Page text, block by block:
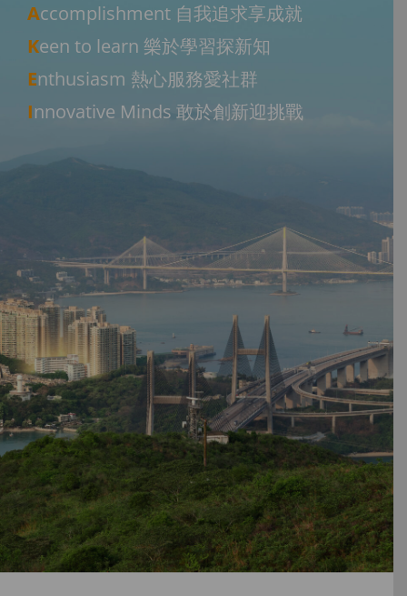
Accomplishment 自我追求享成就
Keen to learn 樂於學習探新知
Enthusiasm 熱心服務愛社群
Innovative Minds 敢於創新迎挑戰